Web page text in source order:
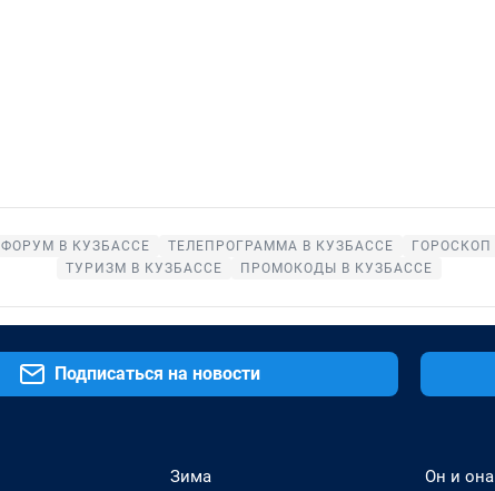
ФОРУМ В КУЗБАССЕ ТЕЛЕПРОГРАММА В КУЗБАССЕ ГОРОСКОП
ТУРИЗМ В КУЗБАССЕ
ПРОМОКОДЫ В КУЗБАССЕ
Подписаться на новости
Зима
Он и она